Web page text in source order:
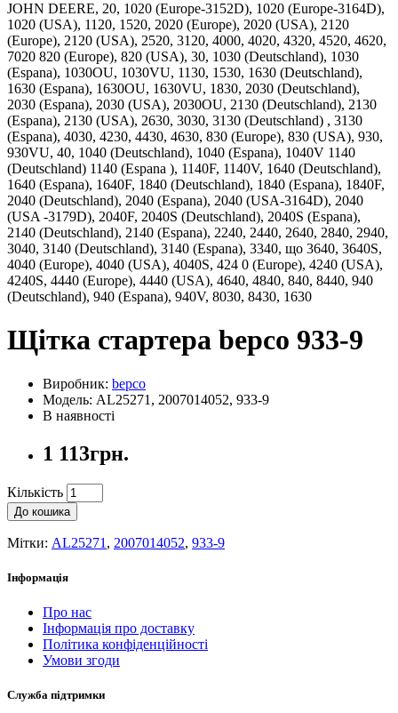
JOHN DEERE, 20, 1020 (Europe-3152D), 1020 (Europe-3164D),
1020 (USA), 1120, 1520, 2020 (Europe), 2020 (USA), 2120
(Europe), 2120 (USA), 2520, 3120, 4000, 4020, 4320, 4520, 4620,
7020 820 (Europe), 820 (USA), 30, 1030 (Deutschland), 1030
(Espana), 1030OU, 1030VU, 1130, 1530, 1630 (Deutschland),
1630 (Espana), 1630OU, 1630VU, 1830, 2030 (Deutschland),
2030 (Espana), 2030 (USA), 2030OU, 2130 (Deutschland), 2130
(Espana), 2130 (USA), 2630, 3030, 3130 (Deutschland) , 3130
(Espana), 4030, 4230, 4430, 4630, 830 (Europe), 830 (USA), 930,
930VU, 40, 1040 (Deutschland), 1040 (Espana), 1040V 1140
(Deutschland) 1140 (Espana ), 1140F, 1140V, 1640 (Deutschland),
1640 (Espana), 1640F, 1840 (Deutschland), 1840 (Espana), 1840F,
2040 (Deutschland), 2040 (Espana), 2040 (USA-3164D), 2040
(USA -3179D), 2040F, 2040S (Deutschland), 2040S (Espana),
2140 (Deutschland), 2140 (Espana), 2240, 2440, 2640, 2840, 2940,
3040, 3140 (Deutschland), 3140 (Espana), 3340, що 3640, 3640S,
4040 (Europe), 4040 (USA), 4040S, 424 0 (Europe), 4240 (USA),
4240S, 4440 (Europe), 4440 (USA), 4640, 4840, 840, 8440, 940
(Deutschland), 940 (Espana), 940V, 8030, 8430, 1630
Щітка стартера bepco 933-9
Виробник: bepco
Модель: AL25271, 2007014052, 933-9
В наявності
1 113грн.
Кількість
До кошика
Мітки: AL25271 , 2007014052, 933-9
Інформація
Про нас
Інформація про доставку
Політика конфіденційності
Умови згоди
Служба підтримки